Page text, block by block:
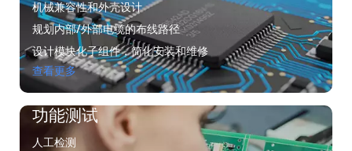
机械兼容性和外壳设计
规划内部/外部电缆的布线路径
设计模块化子组件，简化安装和维修
查看更多
功能测试
人工检测